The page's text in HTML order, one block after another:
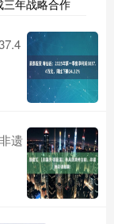
年战略合作
遗